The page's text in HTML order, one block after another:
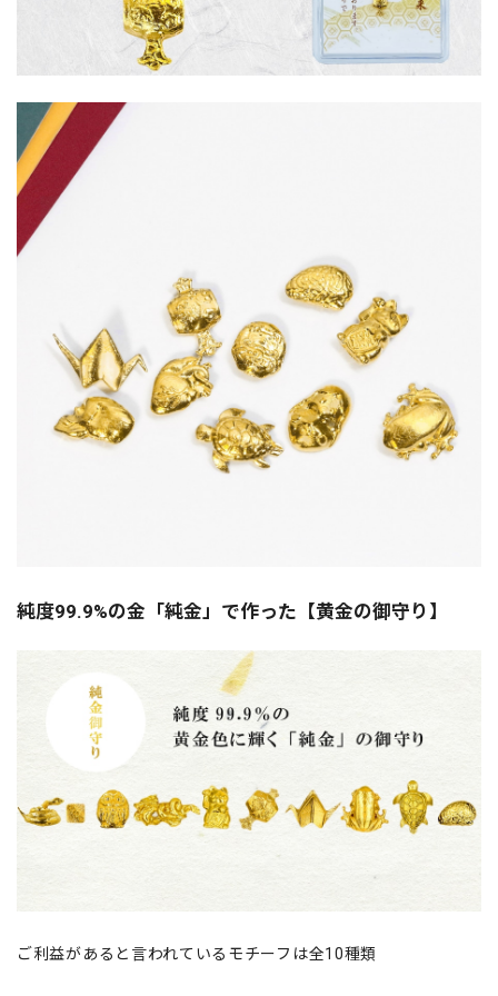
純度99.9%の金「純金」で作った【黄金の御守り】
ご利益があると言われているモチーフは全10種類